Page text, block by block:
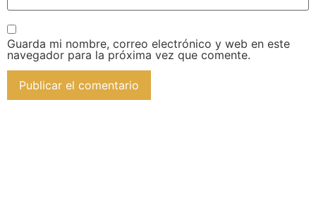
Guarda mi nombre, correo electrónico y web en este
navegador para la próxima vez que comente.